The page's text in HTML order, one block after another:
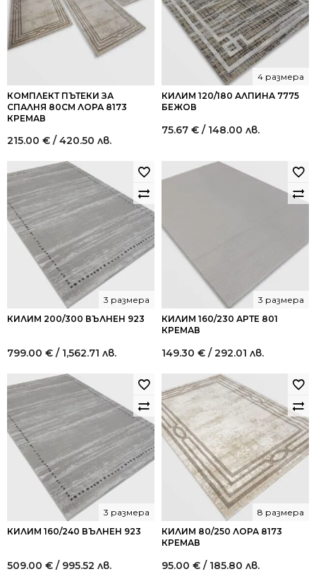
КОМПЛЕКТ ПЪТЕКИ ЗА
СПАЛНЯ 80СМ ЛОРА 8173
КРЕМАВ
215.00 € / 420.50 лв.
КИЛИМ 120/180 АЛПИНА 7775
БЕЖОВ
4 размера
75.67 € / 148.00 лв.
КИЛИМ 200/300 ВЪЛНЕН 923
3 размера
799.00 € / 1,562.71 лв.
КИЛИМ 160/230 АРТЕ 801
КРЕМАВ
3 размера
149.30 € / 292.01 лв.
КИЛИМ 160/240 ВЪЛНЕН 923
3 размера
509.00 € / 995.52 лв.
КИЛИМ 80/250 ЛОРА 8173
КРЕМАВ
8 размера
95.00 € / 185.80 лв.